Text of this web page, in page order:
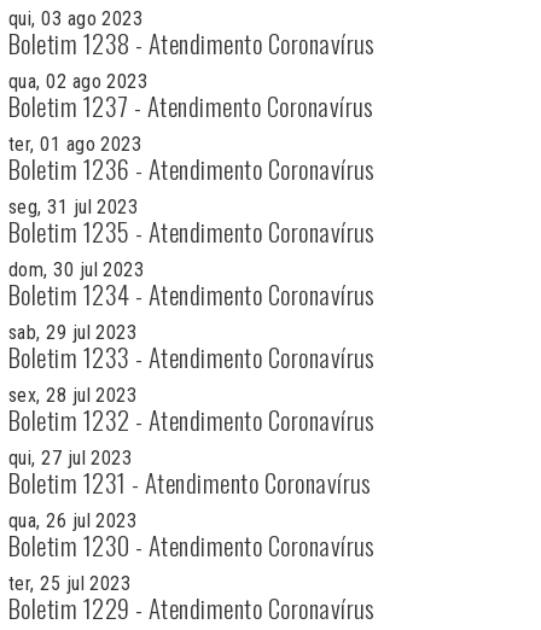
qui, 03 ago 2023
Boletim 1238 - Atendimento Coronavírus
qua, 02 ago 2023
Boletim 1237 - Atendimento Coronavírus
ter, 01 ago 2023
Boletim 1236 - Atendimento Coronavírus
seg, 31 jul 2023
Boletim 1235 - Atendimento Coronavírus
dom, 30 jul 2023
Boletim 1234 - Atendimento Coronavírus
sab, 29 jul 2023
Boletim 1233 - Atendimento Coronavírus
sex, 28 jul 2023
Boletim 1232 - Atendimento Coronavírus
qui, 27 jul 2023
Boletim 1231 - Atendimento Coronavírus
qua, 26 jul 2023
Boletim 1230 - Atendimento Coronavírus
ter, 25 jul 2023
Boletim 1229 - Atendimento Coronavírus